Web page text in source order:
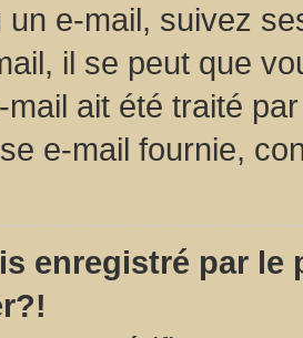
e-mail, suivez
il se peut que
mail ait été traité
e-mail fournie,
enregistré par le